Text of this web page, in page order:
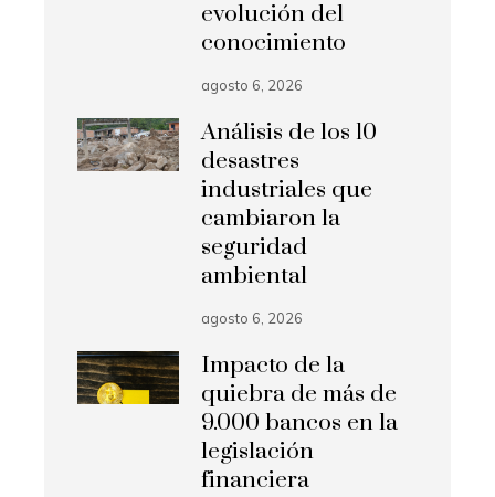
evolución del
conocimiento
agosto 6, 2026
Análisis de los 10
desastres
industriales que
cambiaron la
seguridad
ambiental
agosto 6, 2026
Impacto de la
quiebra de más de
9.000 bancos en la
legislación
financiera